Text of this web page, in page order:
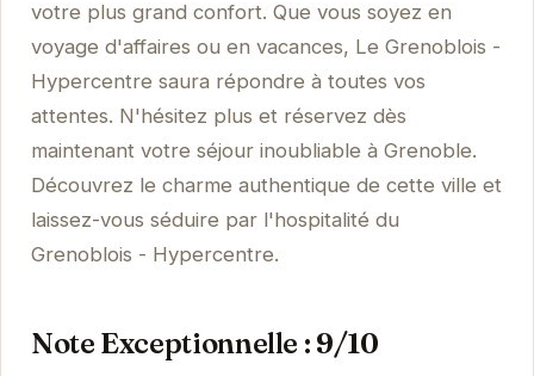
votre plus grand confort. Que vous soyez en
voyage d'affaires ou en vacances, Le Grenoblois -
Hypercentre saura répondre à toutes vos
attentes. N'hésitez plus et réservez dès
maintenant votre séjour inoubliable à Grenoble.
Découvrez le charme authentique de cette ville et
laissez-vous séduire par l'hospitalité du
Grenoblois - Hypercentre.
Note Exceptionnelle : 9/10